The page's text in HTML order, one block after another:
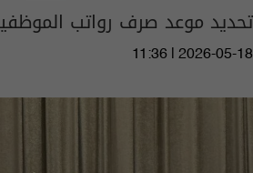
تحديد موعد صرف رواتب
11:36 | 2026-05-18